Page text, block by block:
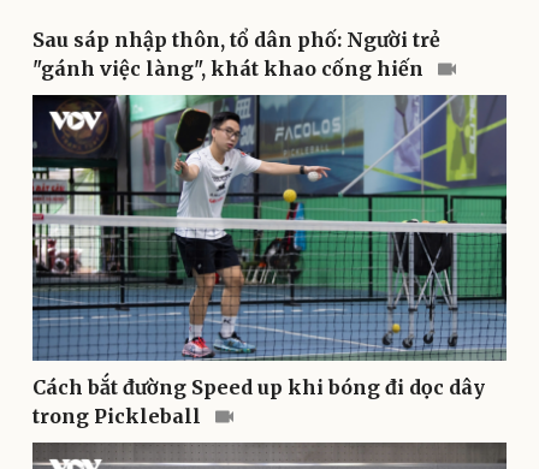
Sức khỏe
Dinh dưỡng - món ngon
Cây thuốc
Sản phụ khoa
Nhi khoa
Nam khoa
Làm đẹp - giảm cân
Phòng mạch online
Đời sống
Nhà đẹp
Blog
Tình yêu - Gia đình
Sau sáp nhập thôn, tổ dân phố: Người trẻ
"gánh việc làng", khát khao cống hiến
Cách bắt đường Speed up khi bóng đi dọc dây
trong Pickleball